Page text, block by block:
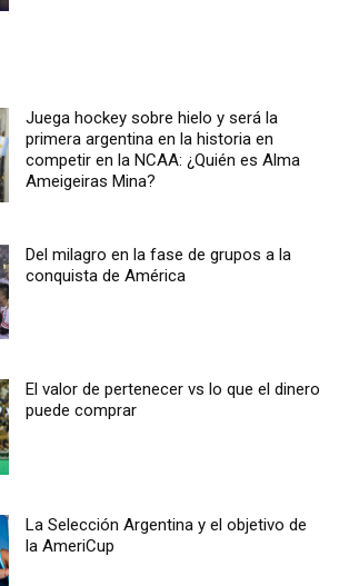
Juega hockey sobre hielo y será la
primera argentina en la historia en
competir en la NCAA: ¿Quién es Alma
Ameigeiras Mina?
Del milagro en la fase de grupos a la
conquista de América
El valor de pertenecer vs lo que el dinero
puede comprar
La Selección Argentina y el objetivo de
la AmeriCup